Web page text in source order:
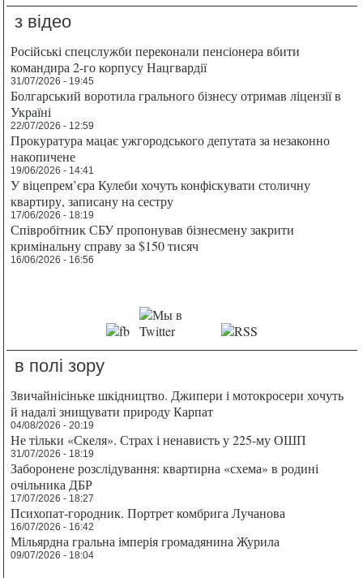
з відео
Російські спецслужби переконали пенсіонера вбити
командира 2-го корпусу Нацгвардії
31/07/2026 - 19:45
Болгарський воротила грального бізнесу отримав ліцензії в
Україні
22/07/2026 - 12:59
Прокуратура мацає ужгородського депутата за незаконно
накопичене
19/06/2026 - 14:41
У віцепрем’єра Кулеби хочуть конфіскувати столичну
квартиру, записану на сестру
17/06/2026 - 18:19
Співробітник СБУ пропонував бізнесмену закрити
кримінальну справу за $150 тисяч
16/06/2026 - 16:56
в полі зору
Звичайнісіньке шкідництво. Джипери і мотокросери хочуть
й надалі знищувати природу Карпат
04/08/2026 - 20:19
Не тільки «Скеля». Страх і ненависть у 225-му ОШП
31/07/2026 - 18:19
Заборонене розслідування: квартирна «схема» в родині
очільника ДБР
17/07/2026 - 18:27
Психопат-городник. Портрет комбрига Лучанова
16/07/2026 - 16:42
Мільярдна гральна імперія громадянина Журила
09/07/2026 - 18:04